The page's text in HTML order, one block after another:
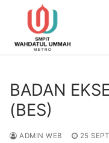
Lompat
BADAN
(BES)
ADMIN WEB 25